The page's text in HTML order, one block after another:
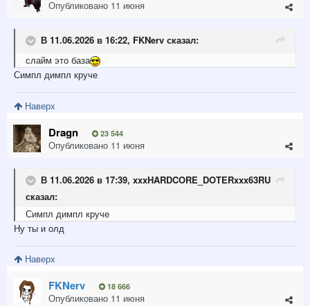
Опубликовано 11 июня
В 11.06.2026 в 16:22, FKNerv сказал:
слайм это база
Симпл димпл круче
Наверх
Dragn 23 544
Опубликовано 11 июня
В 11.06.2026 в 17:39, xxxHARDCORE_DOTERxxx63RU
сказал:
Симпл димпл круче
Ну ты и олд
Наверх
FKNerv 18 666
Опубликовано 11 июня